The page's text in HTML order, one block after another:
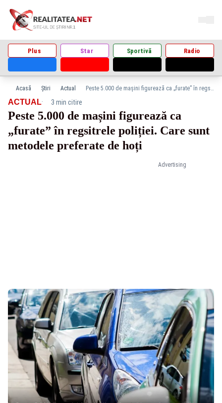
Plus Star Sportivă Radio
Acasă Știri Actual Peste 5.000 de mașini figurează ca „furate” în regsitrele poliției. Care sunt metodele preferate de hoți
Advertising
ACTUAL· 3 min citire
Peste 5.000 de mașini figurează ca
„furate” în regsitrele poliției. Care sunt
metodele preferate de hoți